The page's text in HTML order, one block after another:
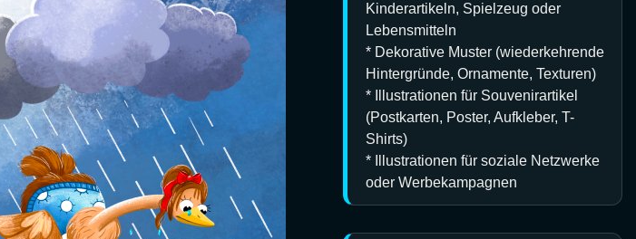
Kinderartikeln, Spielzeug oder
Lebensmitteln
* Dekorative Muster (wiederkehrende
Hintergründe, Ornamente, Texturen)
* Illustrationen für Souvenirartikel
(Postkarten, Poster, Aufkleber, T-
Shirts)
* Illustrationen für soziale Netzwerke
oder Werbekampagnen